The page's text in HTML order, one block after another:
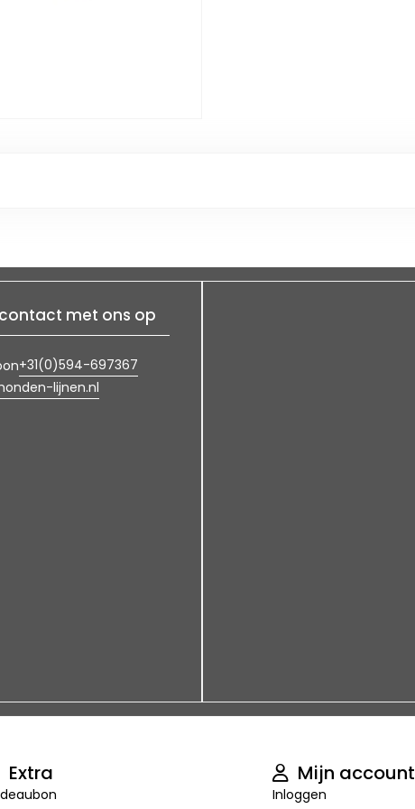
met ons op
+31(0)594-697367
lijnen.nl
Extra Mijn account
Inloggen